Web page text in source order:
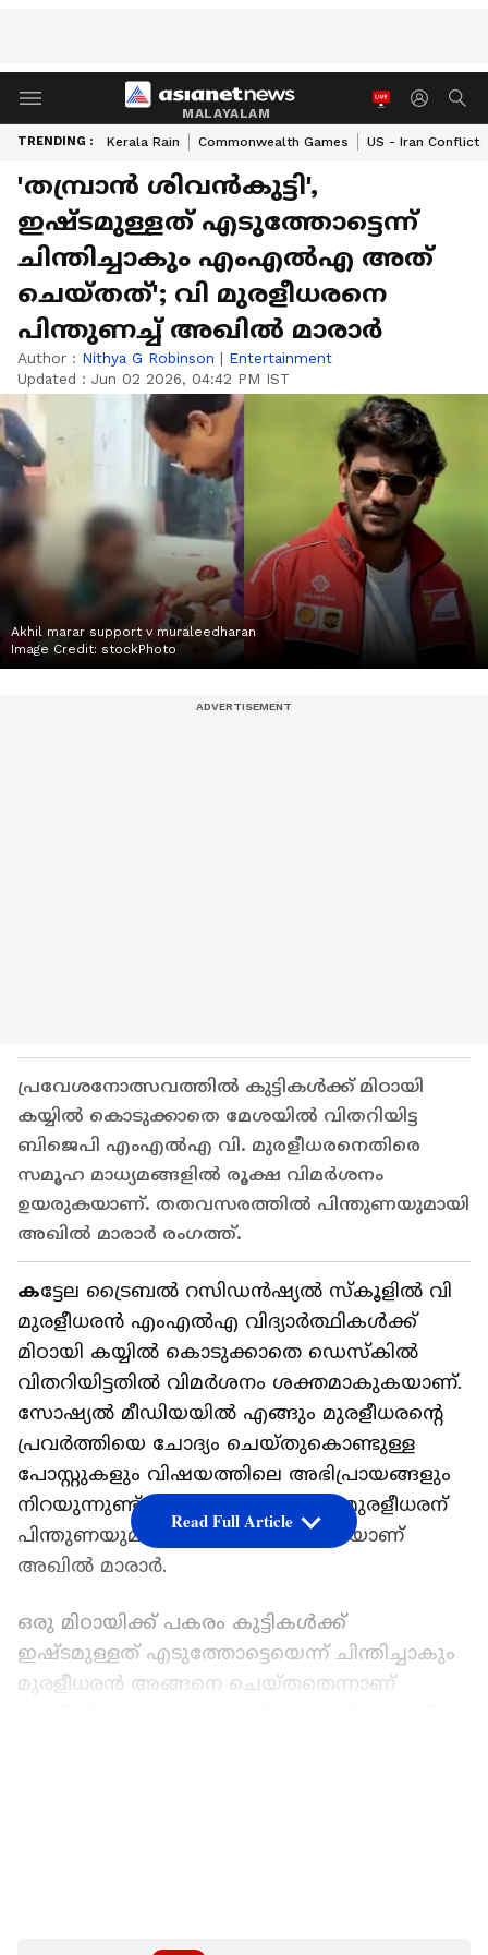
MALAYALAM
TRENDING : Kerala Rain Commonwealth Games US - Iran Conflict
'തമ്പ്രാൻ ശിവൻകുട്ടി',
ഇഷ്ടമുള്ളത് എടുത്തോട്ടെന്ന്
ചിന്തിച്ചാകും എംഎല്‍എ അത്
ചെയ്തത്'; വി മുരളീധരനെ
പിന്തുണച്ച് അഖിൽ മാരാർ
Author : Nithya G Robinson | Entertainment
Updated : Jun 02 2026, 04:42 PM IST
Akhil marar support v muraleedharan
Image Credit: stockPhoto
പ്രവേശനോത്സവത്തിൽ കുട്ടികൾക്ക് മിഠായി
കയ്യിൽ കൊടുക്കാതെ മേശയിൽ വിതറിയിട്ട
ബിജെപി എംഎൽഎ വി. മുരളീധരനെതിരെ
സമൂഹ മാധ്യമങ്ങളിൽ രൂക്ഷ വിമർശനം
ഉയരുകയാണ്. തതവസരത്തില്‍ പിന്തുണയുമായി
അഖില്‍ മാരാര്‍ രംഗത്ത്.
കട്ടേല ട്രൈബല്‍ റസിഡന്‍ഷ്യല്‍ സ്കൂളിൽ വി
മുരളീധരൻ എംഎൽഎ വിദ്യാർത്ഥികൾക്ക്
മിഠായി കയ്യിൽ കൊടുക്കാതെ ഡെസ്കിൽ
വിതറിയിട്ടതിൽ വിമർശനം ശക്തമാകുകയാണ്.
സോഷ്യൽ മീഡിയയിൽ എങ്ങും മുരളീധരന്റെ
പ്രവർത്തിയെ ചോദ്യം ചെയ്തുകൊണ്ടുള്ള
പോസ്റ്റുകളും വിഷയത്തിലെ അഭിപ്രായങ്ങളും
നിറയുന്നുണ്ട്. തതവസരത്തിൽ വി മുരളീധരന്
പിന്തുണയുമായി എത്തിയിരിക്കുകയാണ്
അഖിൽ മാരാർ.
ഒരു മിഠായിക്ക് പകരം കുട്ടികൾക്ക്
ഇഷ്ടമുള്ളത് എടുത്തോട്ടെയെന്ന് ചിന്തിച്ചാകും
മുരളീധരൻ അങ്ങനെ ചെയ്തതെന്നാണ്
"വി മുരളീധരൻ എംഎൽഎ കൊച്ചു
Read Full Article